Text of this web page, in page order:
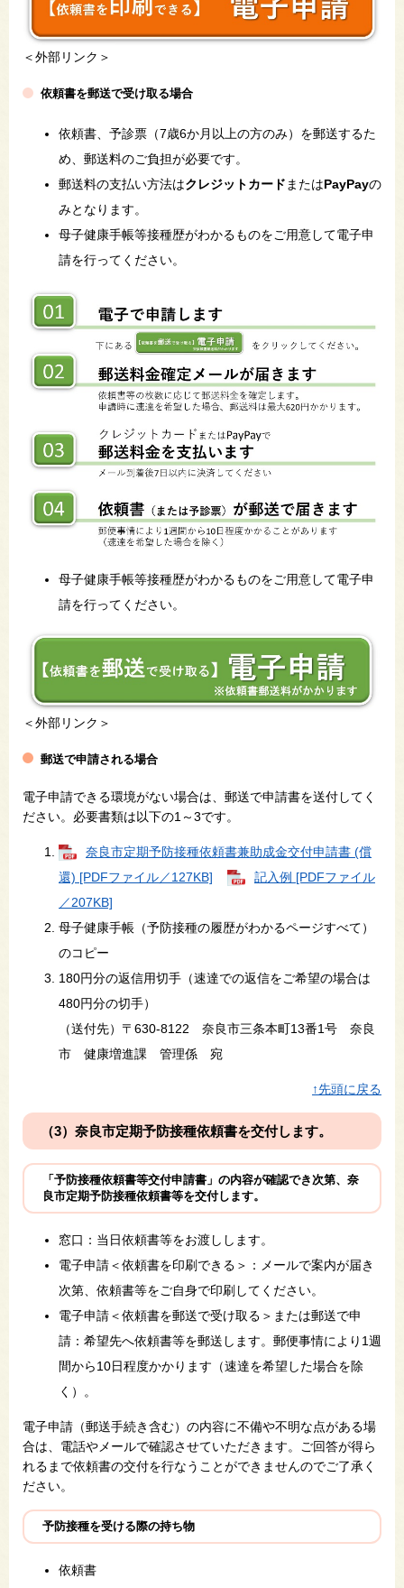
＜外部リンク＞
依頼書を郵送で受け取る場合
依頼書、予診票（7歳6か月以上の方のみ）を郵送するた
め、郵送料のご負担が必要です。
郵送料の支払い方法はクレジットカードまたはPayPayの
みとなります。
母子健康手帳等接種歴がわかるものをご用意して電子申
請を行ってください。
母子健康手帳等接種歴がわかるものをご用意して電子申
請を行ってください。
＜外部リンク＞
郵送で申請される場合
電子申請できる環境がない場合は、郵送で申請書を送付してく
ださい。必要書類は以下の1～3です。
奈良市定期予防接種依頼書兼助成金交付申請書 (償
還) [PDFファイル／127KB]
記入例 [PDFファイル
／207KB]
母子健康手帳（予防接種の履歴がわかるページすべて）
のコピー
180円分の返信用切手（速達での返信をご希望の場合は
480円分の切手）
（送付先）〒630-8122 奈良市三条本町13番1号 奈良
市 健康増進課 管理係 宛
↑先頭に戻る
（3）奈良市定期予防接種依頼書を交付します。
「予防接種依頼書等交付申請書」の内容が確認でき次第、奈
良市定期予防接種依頼書等を交付します。
窓口：当日依頼書等をお渡しします。
電子申請＜依頼書を印刷できる＞：メールで案内が届き
次第、依頼書等をご自身で印刷してください。
電子申請＜依頼書を郵送で受け取る＞または郵送で申
請：希望先へ依頼書等を郵送します。郵便事情により1週
間から10日程度かかります（速達を希望した場合を除
く）。
電子申請（郵送手続き含む）の内容に不備や不明な点がある場
合は、電話やメールで確認させていただきます。ご回答が得ら
れるまで依頼書の交付を行なうことができませんのでご了承く
ださい。
予防接種を受ける際の持ち物
依頼書